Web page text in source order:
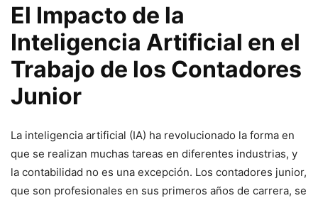
El Impacto de la
Inteligencia Artificial en el
Trabajo de los Contadores
Junior
La inteligencia artificial (IA) ha revolucionado la forma en
que se realizan muchas tareas en diferentes industrias, y
la contabilidad no es una excepción. Los contadores junior,
que son profesionales en sus primeros años de carrera, se